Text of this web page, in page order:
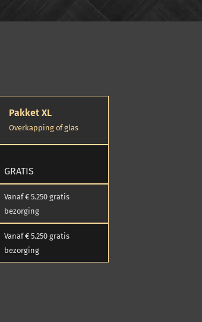
Pakket XL
Overkapping of glas
GRATIS
Vanaf € 5.250 gratis
bezorging
Vanaf € 5.250 gratis
bezorging